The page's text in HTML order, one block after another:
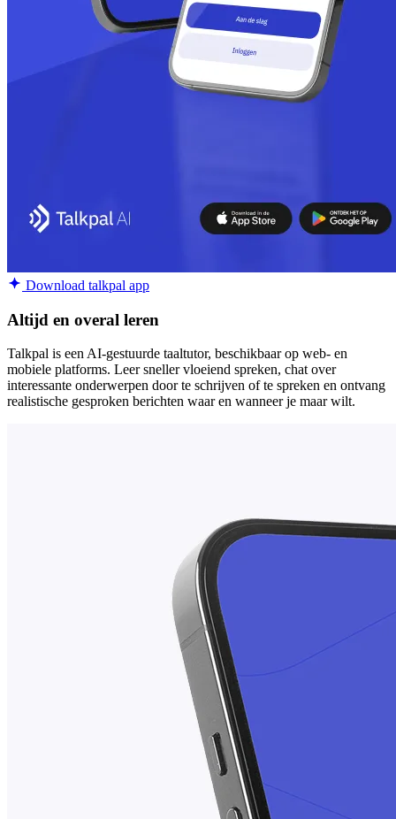
Download talkpal app
Altijd en overal leren
Talkpal is een AI-gestuurde taaltutor, beschikbaar op web- en
mobiele platforms. Leer sneller vloeiend spreken, chat over
interessante onderwerpen door te schrijven of te spreken en ontvang
realistische gesproken berichten waar en wanneer je maar wilt.